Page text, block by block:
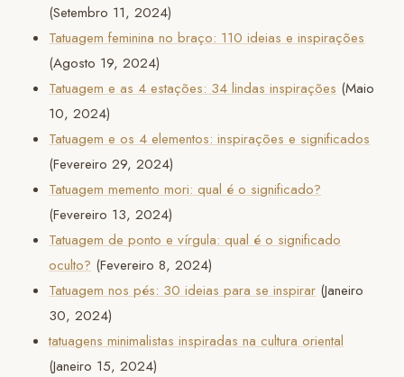
(Setembro 11, 2024)
Tatuagem feminina no braço: 110 ideias e inspirações
(Agosto 19, 2024)
Tatuagem e as 4 estações: 34 lindas inspirações (Maio
10, 2024)
Tatuagem e os 4 elementos: inspirações e significados
(Fevereiro 29, 2024)
Tatuagem memento mori: qual é o significado?
(Fevereiro 13, 2024)
Tatuagem de ponto e vírgula: qual é o significado
oculto? (Fevereiro 8, 2024)
Tatuagem nos pés: 30 ideias para se inspirar (Janeiro
30, 2024)
tatuagens minimalistas inspiradas na cultura oriental
(Janeiro 15, 2024)